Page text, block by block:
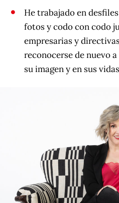
He trabajado en
fotos y codo con codo
empresarias y
reconocerse de nuevo
su imagen y en sus